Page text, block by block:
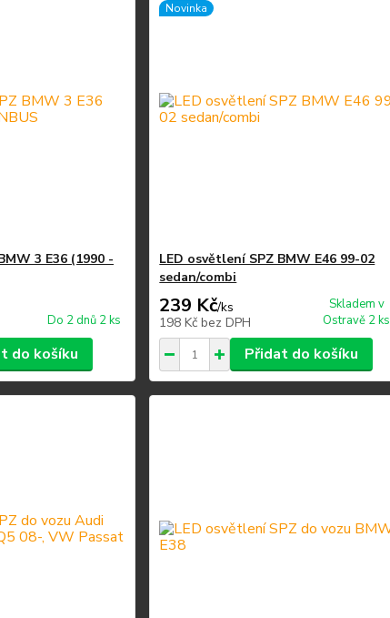
3 E36 (1990 -
Do 2 dnů 2 ks
do košíku
Novinka
LED osvětlení SPZ BMW E46 99-02
sedan/combi
239 Kč/ks
198 Kčbez DPH
Skladem v
Ostravě 2 ks
Přidat do košíku